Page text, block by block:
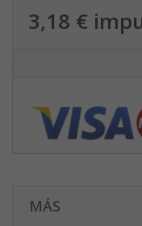
3,18 €
MÁS